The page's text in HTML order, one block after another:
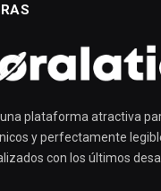
plataforma atractiva
y perfectamente
con los últimos